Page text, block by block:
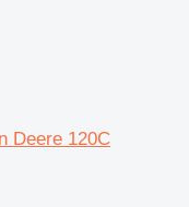
Deere 120C